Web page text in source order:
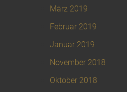
März 2019
Februar 2019
Januar 2019
November 2018
Oktober 2018